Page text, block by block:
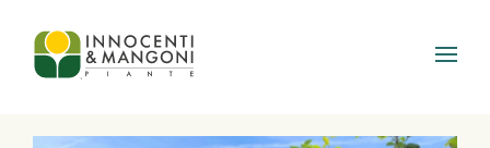
Skip to main content